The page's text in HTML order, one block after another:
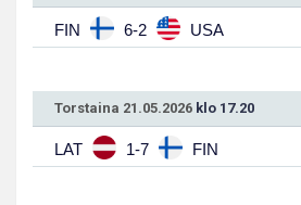
FIN 6-2 USA
Torstaina 21.05.2026 klo 17.20
LAT 1-7 FIN